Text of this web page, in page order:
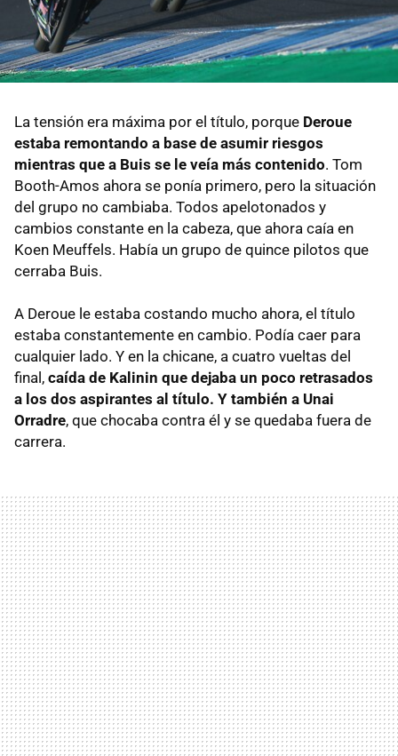
La tensión era máxima por el título, porque Deroue
estaba remontando a base de asumir riesgos
mientras que a Buis se le veía más contenido. Tom
Booth-Amos ahora se ponía primero, pero la situación
del grupo no cambiaba. Todos apelotonados y
cambios constante en la cabeza, que ahora caía en
Koen Meuffels. Había un grupo de quince pilotos que
cerraba Buis.
A Deroue le estaba costando mucho ahora, el título
estaba constantemente en cambio. Podía caer para
cualquier lado. Y en la chicane, a cuatro vueltas del
final, caída de Kalinin que dejaba un poco retrasados
a los dos aspirantes al título. Y también a Unai
Orradre, que chocaba contra él y se quedaba fuera de
carrera.